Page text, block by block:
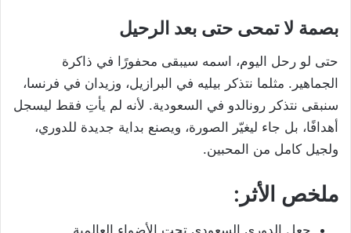
بصمة لا تمحى حتى بعد الرحيل
حتى لو رحل اليوم، اسمه سيبقى محفورًا في ذاكرة
الجماهير. مثلما نتذكر بيليه في البرازيل، وزيدان في فرنسا،
سنبقى نتذكر رونالدو في السعودية. لأنه لم يأتِ فقط ليسجل
أهدافًا، بل جاء ليغيّر الصورة، ويصنع بداية جديدة للدوري،
ولجيل كامل من المحبين.
ملخص الأثر: